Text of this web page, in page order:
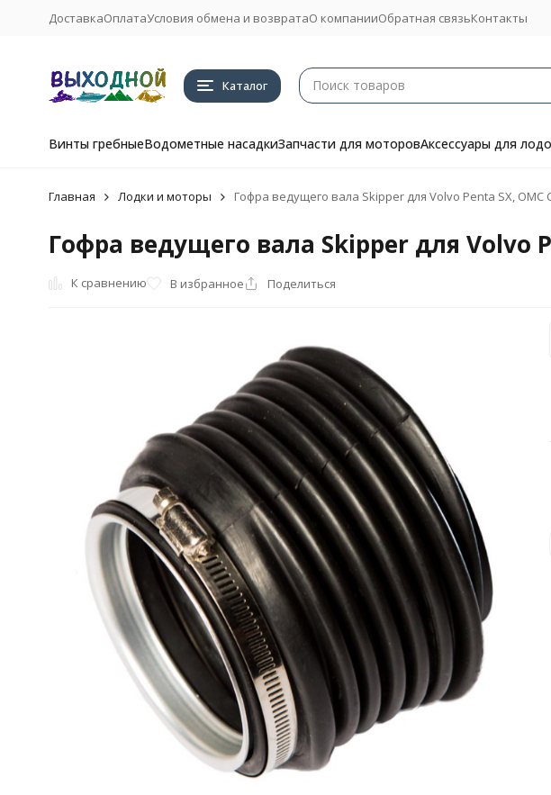
ДоставкаОплатаУсловия обмена и возвратаО компанииОбратная связьКонтакты
Каталог
Винты гребныеВодометные насадкиЗапчасти для моторовАксессуары для
Главная Лодки и моторы Гофра ведущего вала Skipper для Volvo Penta SX, OMC
Гофра ведущего вала Skipper для Volvo
К сравнению В избранное Поделиться